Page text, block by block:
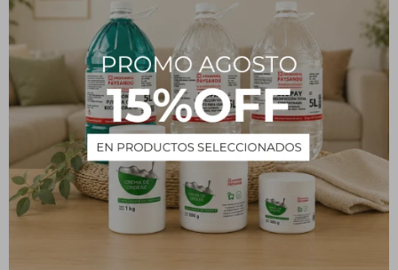
Ambiente NAVANI, con fragancias inspiradas en reconocidos
aromas. Nuestra fórmula cuidadosamente desarrollada asegura
frescura duradera sin dejar residuos ni manchas, preservando la
integridad de la tela. Simplemente aplica el spray de manera
uniforme en prendas, sillones, cortinas y tapicería para disfrutar de
tu fragancia favorita durante todo el día